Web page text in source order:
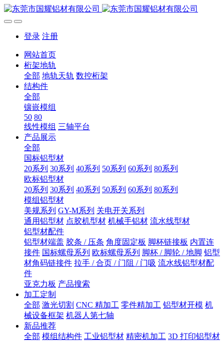
登录 注册
网站首页
桁架地轨
全部 地轨天轨 数控桁架
结构件
全部
镶嵌模组
50 80
线性模组 三轴平台
产品展示
全部
国标铝型材
20系列 30系列 40系列 50系列 60系列 80系列
欧标铝型材
20系列 30系列 40系列 50系列 60系列 80系列
模组铝型材
美规系列 GY-M系列 关电开关系列
通用铝型材 点胶机型材 机械手铝材 流水线型材
铝型材配件
铝型材端盖 胶条 / 压条 角度固定板 脚杯链接板 内置连
接件 国标螺母系列 欧标螺母系列 脚杯 / 脚轮 / 地脚 铝型
材角码链接件 拉手 / 合页 / 门阻 / 门吸 流水线铝型材配
件
亚克力板 产品搜索
加工定制
全部 激光切割 CNC 精加工 零件精加工 铝型材开模 机
械设备框架 机器人第七轴
新品推荐
全部 模组结构件 工业铝型材 精密机加工 3D 打印铝型材